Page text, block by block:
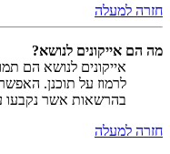
חזרה למעלה
מה הם אייקונים לנושא?
אייקונים לנושא הם
לרמוז על תוכנן.
בהרשאות אשר נקבעו
חזרה למעלה